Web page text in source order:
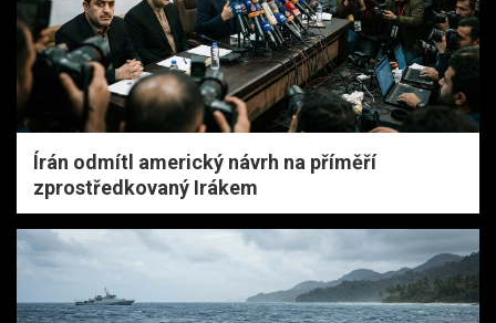
Írán odmítl americký návrh na příměří
zprostředkovaný Irákem